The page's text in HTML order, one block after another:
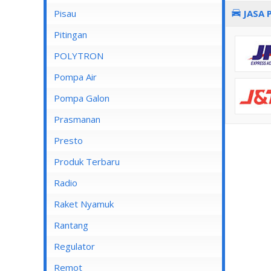
Lampu Spotlight
Pisau
Pitingan
POLYTRON
Pompa Air
Pompa Air Panasonic
Pompa Air Shimizu
Pompa Galon
Prasmanan
Presto
Produk Terbaru
Radio
Raket Nyamuk
Rantang
Regulator
Remot
JASA